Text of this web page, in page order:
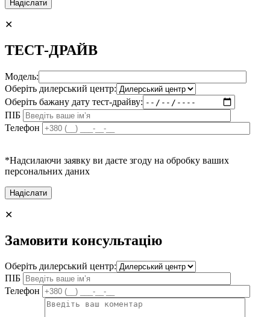
✕
ТЕСТ-ДРАЙВ
Модель:
Оберіть дилерський центр:
Оберіть бажану дату тест-драйву:
ПІБ
Телефон
*Надсилаючи заявку ви даєте згоду на обробку ваших
персональних даних
✕
Замовити консультацію
Оберіть дилерський центр:
ПІБ
Телефон